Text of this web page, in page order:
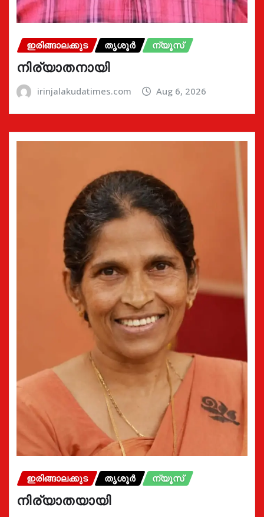
ഇരിങ്ങാലക്കുട തൃശൂർ ന്യൂസ്
നിര്യാതനായി
irinjalakudatimes.com Aug 6, 2026
ഇരിങ്ങാലക്കുട തൃശൂർ ന്യൂസ്
നിര്യാതയായി